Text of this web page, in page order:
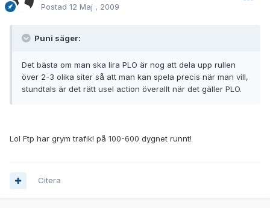
Postad 12 Maj , 2009
Puni säger:
Det bästa om man ska lira PLO är nog att dela upp rullen
över 2-3 olika siter så att man kan spela precis när man vill,
stundtals är det rätt usel action överallt när det gäller PLO.
Lol Ftp har grym trafik! på 100-600 dygnet runnt!
Citera